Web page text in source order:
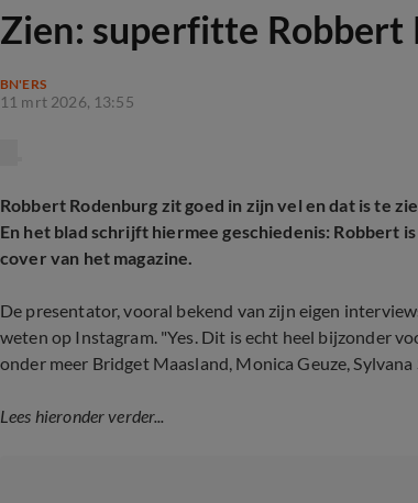
Zien: superfitte Robbert
BN'ERS
11 mrt 2026, 13:55
Robbert Rodenburg zit goed in zijn vel en dat is te
En het blad schrijft hiermee geschiedenis: Robbert
cover van het magazine.
De presentator, vooral bekend van zijn eigen
weten op Instagram. "Yes. Dit is echt heel bijzonder
onder meer Bridget Maasland, Monica Geuze,
Lees hieronder verder...